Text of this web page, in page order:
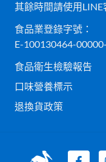
其餘時間請使用LINE
食品業登錄字號：
E-100130464-
食品衛生檢驗報告
口味營養標示
退換貨政策